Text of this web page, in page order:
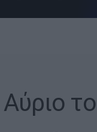
Αύριο